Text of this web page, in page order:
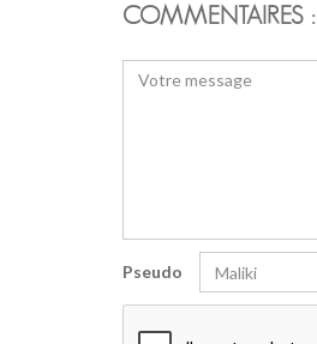
COMMENTAIRES :
Pseudo